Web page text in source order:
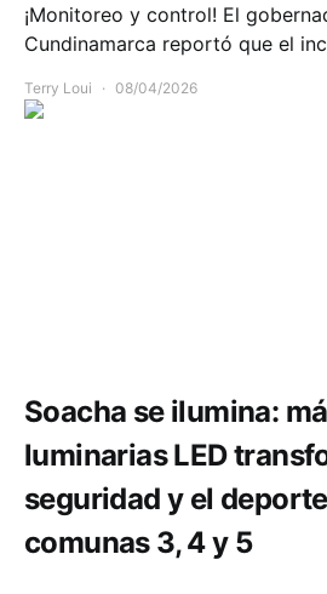
¡Monitoreo y control! El
Cundinamarca reportó que el
Terry Loui 08/04/2026
Soacha se ilumina:
luminarias LED
seguridad y el
comunas 3, 4 y 5